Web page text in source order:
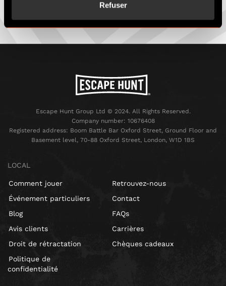
Refuser
Escape Hunt Group Ltd © 2024. All Rights Reserved.
Company number: 10676408
Registered address: Boom Battle Bar Oxford Street, Ground Floor and
Basement level, 70-88 Oxford Street, London, W1D 1BS
LOCAL
Comment jouer
Événement particuliers
Blog
Avis clients
Droit de rétractation
Politique de
confidentialité
Retrouvez-nous
Contact
FAQs
Carrières
Chèques cadeaux